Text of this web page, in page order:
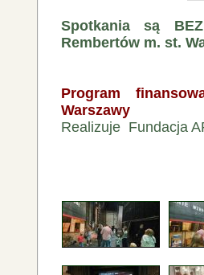
Spotkania są
Rembertów m. st.
Program
Warszawy
Realizuje Fundacja